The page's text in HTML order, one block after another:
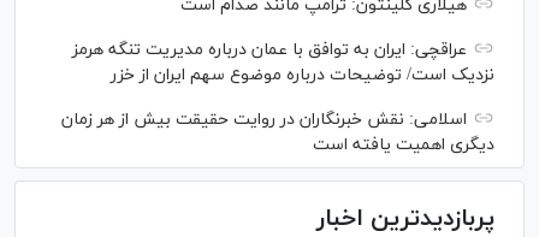
هیلاری کلینتون: ترامپ مانند صدام است
عراقچی: ایران به توافق با عمان درباره مدیریت تنگه هرمز
نزدیک است/ توضیحات درباره موضوع سهم ایران از خزر
اسلامی: نقش خبرنگاران در روایت حقیقت بیش از هر زمان
دیگری اهمیت یافته است
پربازدیدترین اخبار